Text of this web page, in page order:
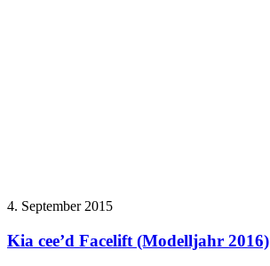
4. September 2015
Kia cee’d Facelift (Modelljahr 2016)